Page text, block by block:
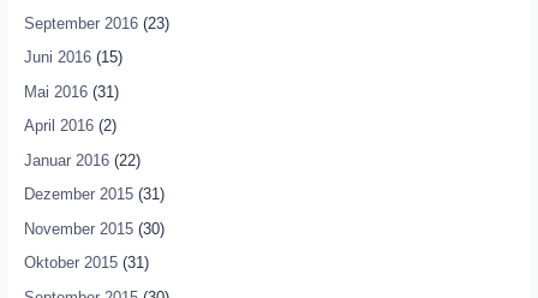
September 2016(23)
Juni 2016(15)
Mai 2016(31)
April 2016(2)
Januar 2016(22)
Dezember 2015(31)
November 2015(30)
Oktober 2015(31)